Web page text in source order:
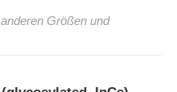
Größen und